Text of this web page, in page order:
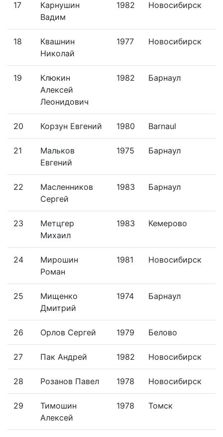
17
Карнушин
Вадим
1982 Новосибирск
18
Квашнин
Николай
1977 Новосибирск
19
Клюкин
Алексей
Леонидович
1982 Барнаул
20 Корзун Евгений 1980 Barnaul
21
Мальков
Евгений
1975 Барнаул
22
Масленников
Сергей
1983 Барнаул
23
Метцгер
Михаил
1983 Кемерово
24
Мирошин
Роман
1981 Новосибирск
25
Мищенко
Дмитрий
1974 Барнаул
26 Орлов Сергей 1979 Белово
27 Пак Андрей 1982 Новосибирск
28 Розанов Павел 1978 Новосибирск
29
Тимошин
Алексей
1978 Томск